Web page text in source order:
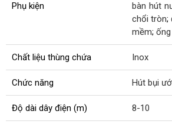
Phụ kiện bàn hút
chổi tròn;
mềm;
Chất liệu thùng chứa Inox
Chức năng Hút bụi
Độ dài dây điện (m) 8-10